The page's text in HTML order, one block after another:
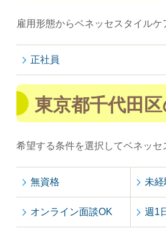
雇用形態からベネッセスタイル
正社員
東京都千代田
希望する条件を選択してベネッ
無資格 未
オンライン面談OK 週1